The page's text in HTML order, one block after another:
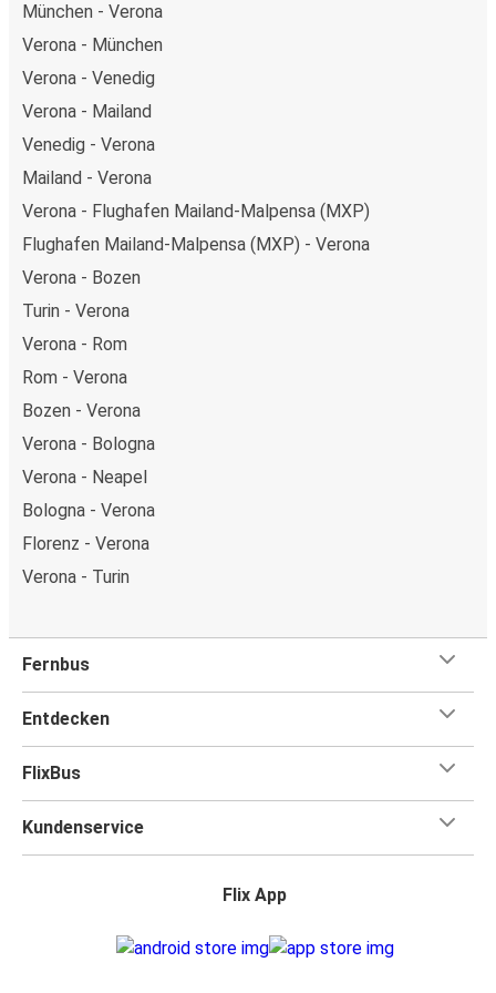
München - Verona
Verona - München
Verona - Venedig
Verona - Mailand
Venedig - Verona
Mailand - Verona
Verona - Flughafen Mailand-Malpensa (MXP)
Flughafen Mailand-Malpensa (MXP) - Verona
Verona - Bozen
Turin - Verona
Verona - Rom
Rom - Verona
Bozen - Verona
Verona - Bologna
Verona - Neapel
Bologna - Verona
Florenz - Verona
Verona - Turin
Fernbus
Entdecken
FlixBus
Kundenservice
Flix App